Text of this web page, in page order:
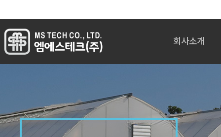
회사소개
임원진 주요경력
조직도
인증현황